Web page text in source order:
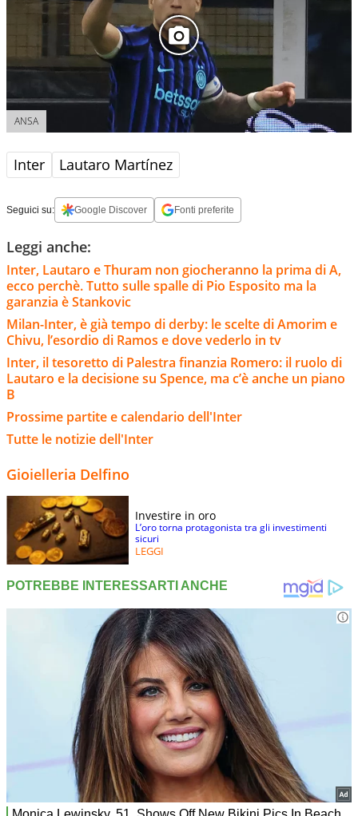
ANSA
Inter Lautaro Martínez
Seguici su: Google Discover Fonti preferite
Leggi anche:
Inter, Lautaro e Thuram non giocheranno la prima di A,
ecco perchè. Tutto sulle spalle di Pio Esposito ma la
garanzia è Stankovic
Milan-Inter, è già tempo di derby: le scelte di Amorim e
Chivu, l’esordio di Ramos e dove vederlo in tv
Inter, il tesoretto di Palestra finanzia Romero: il ruolo di
Lautaro e la decisione su Spence, ma c’è anche un piano
B
Prossime partite e calendario dell'Inter
Tutte le notizie dell'Inter
Gioielleria Delfino
Investire in oro
L’oro torna protagonista tra gli investimenti
sicuri
LEGGI